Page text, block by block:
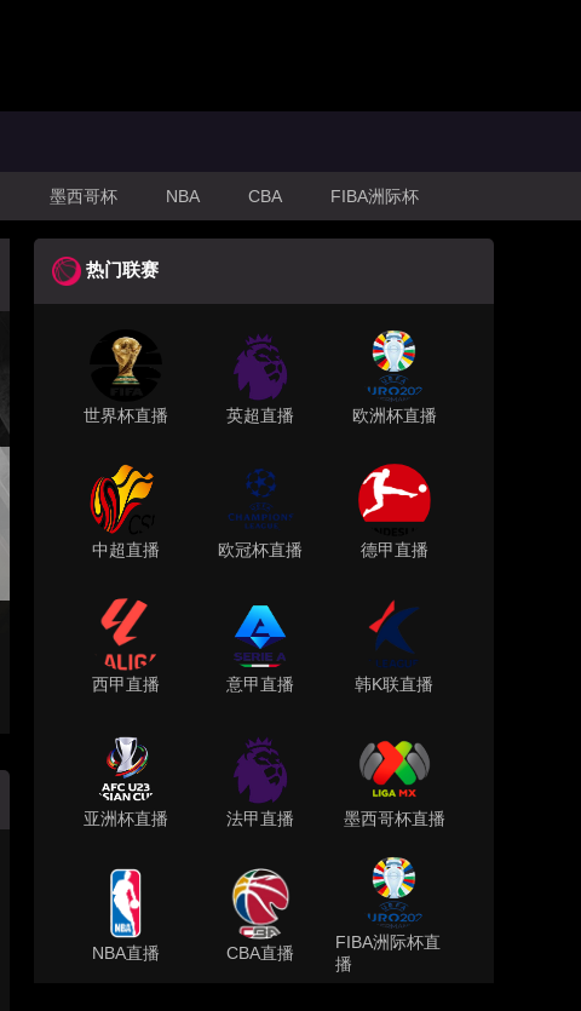
墨西哥杯 NBA CBA FIBA洲际杯
热门联赛
世界杯直播 英超直播 欧洲杯直播
中超直播 欧冠杯直播 德甲直播
西甲直播 意甲直播 韩K联直播
亚洲杯直播 法甲直播 墨西哥杯直播
NBA直播 CBA直播
FIBA洲际杯直
播